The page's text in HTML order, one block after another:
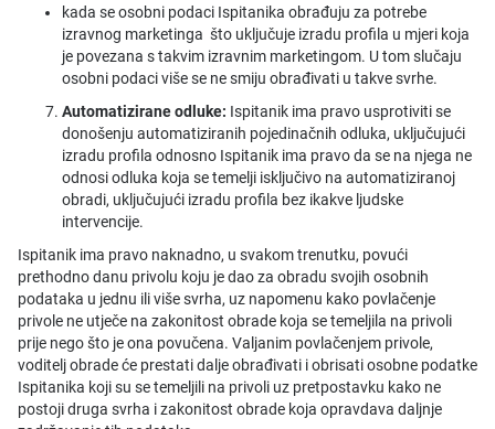
kada se osobni podaci Ispitanika obrađuju za potrebe
izravnog marketinga što uključuje izradu profila u mjeri koja
je povezana s takvim izravnim marketingom. U tom slučaju
osobni podaci više se ne smiju obrađivati u takve svrhe.
Automatizirane odluke: Ispitanik ima pravo usprotiviti se
donošenju automatiziranih pojedinačnih odluka, uključujući
izradu profila odnosno Ispitanik ima pravo da se na njega ne
odnosi odluka koja se temelji isključivo na automatiziranoj
obradi, uključujući izradu profila bez ikakve ljudske
intervencije.
Ispitanik ima pravo naknadno, u svakom trenutku, povući
prethodno danu privolu koju je dao za obradu svojih osobnih
podataka u jednu ili više svrha, uz napomenu kako povlačenje
privole ne utječe na zakonitost obrade koja se temeljila na privoli
prije nego što je ona povučena. Valjanim povlačenjem privole,
voditelj obrade će prestati dalje obrađivati i obrisati osobne podatke
Ispitanika koji su se temeljili na privoli uz pretpostavku kako ne
postoji druga svrha i zakonitost obrade koja opravdava daljnje